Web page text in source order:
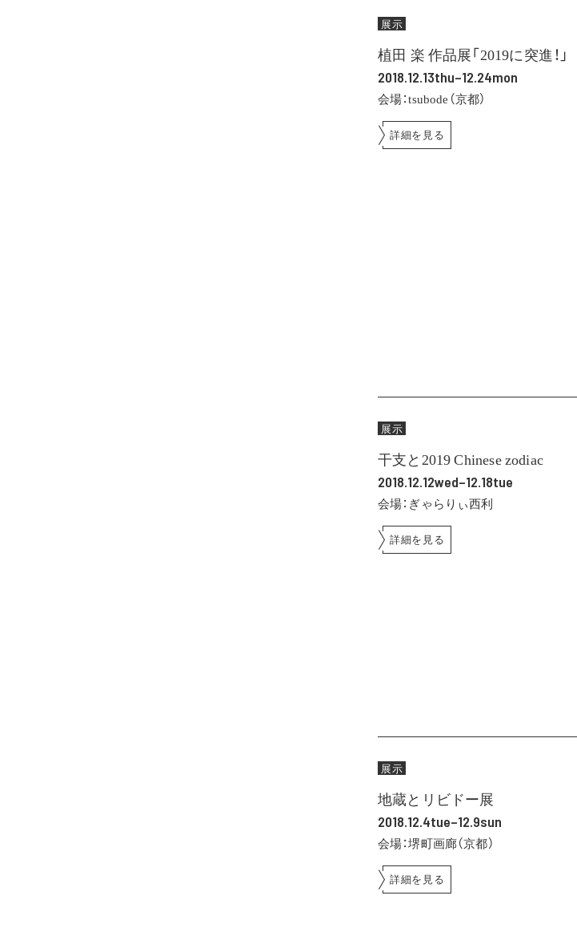
展示
植田 楽 作品展「2019に突進！」
2018.12.13thu–12.24mon
会場：tsubode（京都）
詳細を見る
展示
干支と2019 Chinese zodiac
2018.12.12wed–12.18tue
会場：ぎゃらりぃ西利
詳細を見る
展示
地蔵とリビドー展
2018.12.4tue–12.9sun
会場：堺町画廊（京都）
詳細を見る